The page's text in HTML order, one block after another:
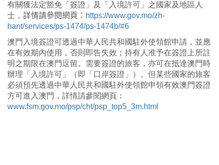
有關獲法定豁免「簽證」及「入境許可」之國家及地區人
士， 詳情請參閱網頁： https://www.gov.mo/zh-
hant/services/ps-1474/ps-1474b/#6
澳門入境簽證可透過中華人民共和國駐外使領館申請，並應
在有效期內使用，否則即告失效；持有人准予在簽證上所註
明之期限在澳門逗留。需要簽證的旅客，亦可在抵達澳門時
辦理「入境許可」（即「口岸簽證」）。但某些國家的旅客
必須預先透過中華人民共和國駐外使領館申領有效澳門簽證
方可進入澳門，詳情請參閱網頁：
www.fsm.gov.mo/psp/cht/psp_top5_3m.html